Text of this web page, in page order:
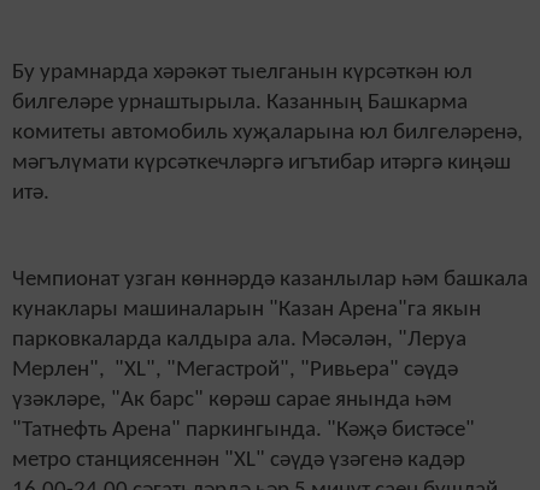
Бу урамнарда хәрәкәт тыелганын күрсәткән юл
билгеләре урнаштырыла. Казанның Башкарма
комитеты автомобиль хуҗаларына юл билгеләренә,
мәгълүмати күрсәткечләргә игътибар итәргә киңәш
итә.
Чемпионат узган көннәрдә казанлылар һәм башкала
кунаклары машиналарын "Казан Арена"га якын
парковкаларда калдыра ала. Мәсәлән, "Леруа
Мерлен", "XL", "Мегастрой", "Ривьера" сәүдә
үзәкләре, "Ак барс" көрәш сарае янында һәм
"Татнефть Арена" паркингында. "Кәҗә бистәсе"
метро станциясеннән "XL" сәүдә үзәгенә кадәр